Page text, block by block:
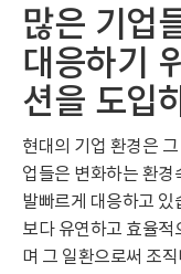
많은 기업
대응하기
션을 도입
현대의 기업 환경은
업들은 변화하는 환경
발빠르게 대응하고 있
보다 유연하고 효율적
며 그 일환으로써 조